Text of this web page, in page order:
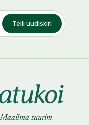
Telli uudiskiri
suurim